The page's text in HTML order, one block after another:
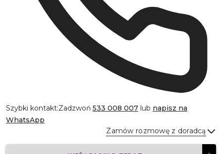
Szybki kontakt:Zadzwoń 533 008 007 lub napisz na
WhatsApp
Zamów rozmowę z doradcą